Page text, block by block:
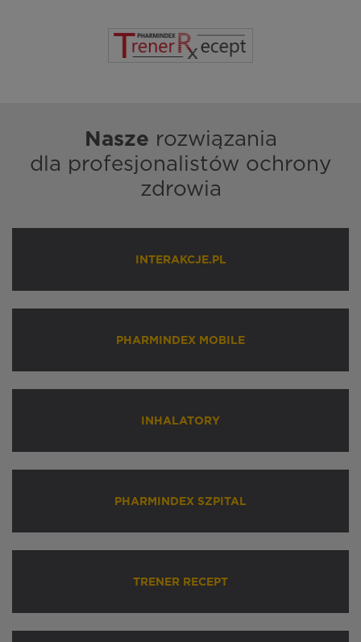
Nasze rozwiązania
dla profesjonalistów ochrony
zdrowia
INTERAKCJE.PL
PHARMINDEX MOBILE
INHALATORY
PHARMINDEX SZPITAL
TRENER RECEPT